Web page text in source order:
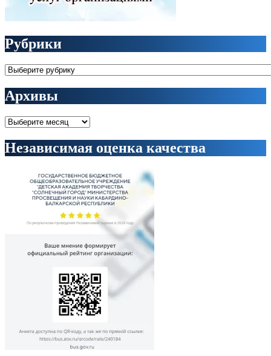
Рубрики
Рубрики
Архивы
Архивы
Независимая оценка качества